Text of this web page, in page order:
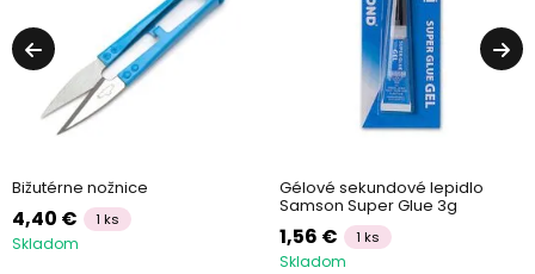
Bižutérne nožnice
4,40 € 1 ks
Skladom
Gélové sekundové lepidlo
Samson Super Glue 3g
1,56 € 1 ks
Skladom